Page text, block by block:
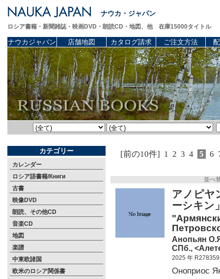
ナウカ・ジャパン
ロシア書籍・新聞雑誌・映画DVD・朗読CD・地図、他 在庫15000タイトル
ナウカジャパン 店舗地図 カタログ請求 ご注文方法
カテゴリー
カレンダー
ロシア語書籍/Книги
古書
映像DVD
朗読、その他CD
音楽CD
地図
楽譜
中東欧諸国
欧米のロシア関係書
[前の10件] 1 2 3 4 5 6
並べ
アノピヤ
ーシキン
Анопьян
СПб.,
2025 年 R278359
Оноприос